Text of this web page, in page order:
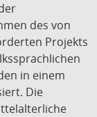
des von
Projekts
in einem
Die